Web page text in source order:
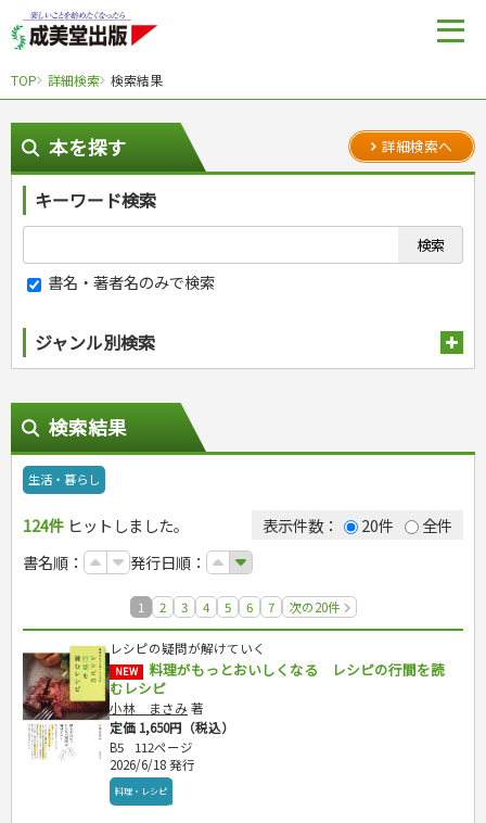
TOP 詳細検索 検索結果
本を探す 詳細検索へ
キーワード検索
書名・著者名のみで検索
ジャンル別検索
スポーツ
スポーツルール
野球
ゴルフ
ジュニアスポーツ
その他スポーツ
自然・アウトドア・ペット
アウトドア
犬・猫
園芸・野菜づくり
雑学
娯楽・ゲーム・占い
ナンプレ
ゲーム・マジック
家相・風水・占い
カルチャー・芸術・趣味
音楽・楽器
趣味・鑑賞・カメラ
俳句・詩・ことば
辞典
語学・旅行会話
運転免許
原付・二輪
その他免許
生活・暮らし
料理
料理・レシピ
各国料理
お弁当
調理器具クッキング
お菓子・ケーキ・パン
飲み物・お酒
手芸・クラフト
ソーイング
クラフト
住まい・インテリア・暮らし
インテリア・ハウジング
収納・掃除・暮らし
美容・ファッション
ダイエット・エクササイズ
着物・着つけ
冠婚葬祭・手紙・ペン字
手紙・ペン字
妊娠・出産・育児
離乳食・幼児食・こどもレシピ
健康と保育
家庭医学・健康
ツボ・マッサージ
家庭医学・病気
健康知識
栄養事典
生活習慣病
看護・介護
看護一般
介護一般
保育・教育
パネルシアター
指導マニュアル
こどもの本
児童一般
おりがみ・あやとり
なぞなぞ・ゲーム
占い・心理ゲーム
のりもの・ずかん
学参・ドリル
夏休みドリル
総復習ドリル
学習・地図
就職活動
就職活動
就職試験
公務員試験
資格試験
検定試験・資格試験
英語検定・TOEIC
経営・経済・法律
検索結果
生活・暮らし
124件 ヒットしました。 表示件数： 20件
全件
書名順：
発行日順：
1 2 3 4 5 6 7 次の20件
レシピの疑問が解けていく
NEW
料理がもっとおいしくなる レシピの行間を読
むレシピ
小林 まさみ 著
定価 1,650円（税込）
B5
112ページ
2026/6/18 発行
料理・レシピ